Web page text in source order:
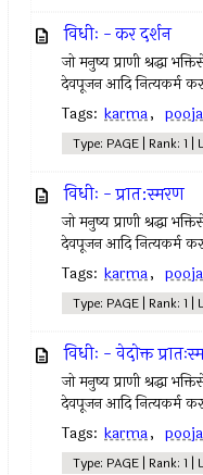
विधीः - कर दर्शन
जो मनुष्य प्राणी श्रद्धा
देवपूजन आदि नित्यकर्म
Tags: karma, pooja
Type: PAGE | Rank: 1 |
विधीः - प्रात:स्मरण
जो मनुष्य प्राणी श्रद्धा
देवपूजन आदि नित्यकर्म
Tags: karma, pooja
Type: PAGE | Rank: 1 |
विधीः - वेदोक्त
जो मनुष्य प्राणी श्रद्धा
देवपूजन आदि नित्यकर्म
Tags: karma, pooja
Type: PAGE | Rank: 1 |